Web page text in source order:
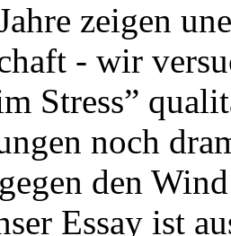
zeigen
- wir
Stress”
noch
den
Essay ist